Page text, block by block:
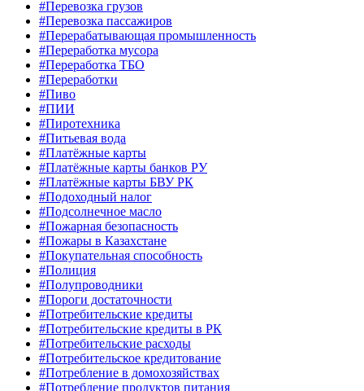
#Перевозка грузов
#Перевозка пассажиров
#Перерабатывающая промышленность
#Переработка мусора
#Переработка ТБО
#Переработки
#Пиво
#ПИИ
#Пиротехника
#Питьевая вода
#Платёжные карты
#Платёжные карты банков РУ
#Платёжные карты БВУ РК
#Подоходный налог
#Подсолнечное масло
#Пожарная безопасность
#Пожары в Казахстане
#Покупательная способность
#Полиция
#Полупроводники
#Пороги достаточности
#Потребительские кредиты
#Потребительские кредиты в РК
#Потребительские расходы
#Потребительское кредитование
#Потребление в домохозяйствах
#Потребление продуктов питания